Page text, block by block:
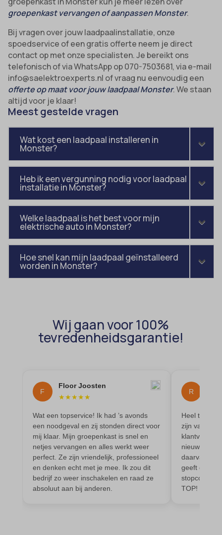
groepenkast vervangen of aanpassen Monster.
Bij vragen over jouw laadpaalinstallatie, onze
spoedservice of een gratis offerte neem je direct
contact op met onze specialisten. Je bereikt ons
telefonisch of via WhatsApp op 070-7503681, via e-mail
info@saelektroexperts.nl of vraag nu eenvoudig een
offerte op maat voor jouw laadpaal Monster. We staan
altijd voor je klaar!
Meest gestelde vragen
Wat kost een laadpaal installeren in
Monster?
Heb ik een vergunning nodig voor laadpaal
installatie in Monster?
Welke laadpaal is het best voor mijn
elektrische auto in Monster?
Hoe snel kan mijn laadpaal geïnstalleerd
worden in Monster?
Wij gaan voor 100%
tevredenheidsgarantie!
F
Floor Joosten
★★★★★
Wat een topservice! Ik had ’s avonds
een noodgeval en zij stonden direct voor
mij klaar. Mijn groepenkast is snel en
netjes vervangen en alles werkt weer
perfect. Ze zijn vriendelijk, professioneel
en denken echt met je mee. Ik zou dit
bedrijf zo weer inschakelen en raad ze
absoluut aan bij anderen.
R
Heel
zijn vak, is
nieuwe
daarvan.
geeft goed
TOP!